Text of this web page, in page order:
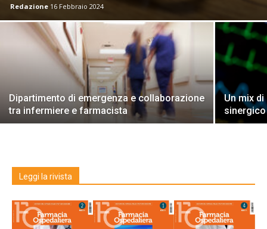
Redazione 16 Febbraio 2024
Dipartimento di emergenza e collaborazione
tra infermiere e farmacista
Un mix
sinergico
Leggi la rivista